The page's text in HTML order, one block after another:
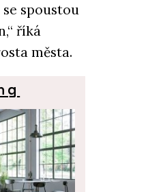
spoustou
říká
města.